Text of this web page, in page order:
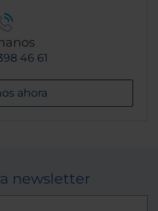
46 61
ahora
newsletter